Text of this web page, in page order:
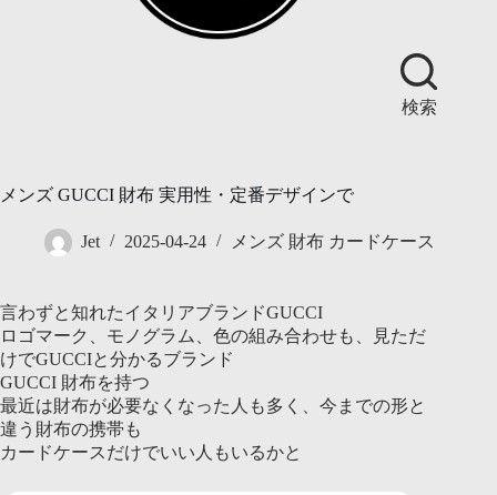
検索
メンズ GUCCI 財布 実用性・定番デザインで
Jet 2025-04-24 メンズ 財布 カードケース
言わずと知れたイタリアブランドGUCCI
ロゴマーク、モノグラム、色の組み合わせも、見ただ
けでGUCCIと分かるブランド
GUCCI 財布を持つ
最近は財布が必要なくなった人も多く、今までの形と
違う財布の携帯も
カードケースだけでいい人もいるかと